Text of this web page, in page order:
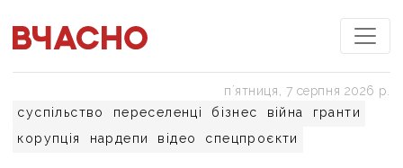
суспільство переселенці бізнес війна
гранти
корупція
нардепи відео спецпроєкти
пʼятниця, 7 серпня 2026 р.